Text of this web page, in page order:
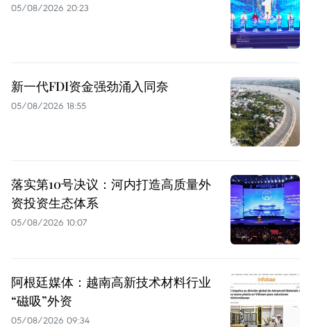
05/08/2026 20:23
新一代FDI资金强劲涌入同奈
05/08/2026 18:55
落实第10号决议：河内打造高质量外
资投资生态体系
05/08/2026 10:07
阿根廷媒体：越南高新技术材料行业
“磁吸”外资
05/08/2026 09:34